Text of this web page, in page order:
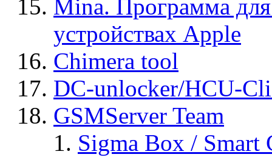
Mina. Программа
устройствах Apple
Chimera tool
DC-unlocker/HCU-
GSMServer Team
Sigma Box / Smart